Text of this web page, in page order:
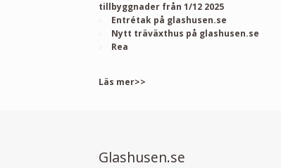
tillbyggnader från 1/12 2025
Entrétak på glashusen.se
Nytt träväxthus på glashusen.se
Rea
Läs mer>>
Glashusen.se